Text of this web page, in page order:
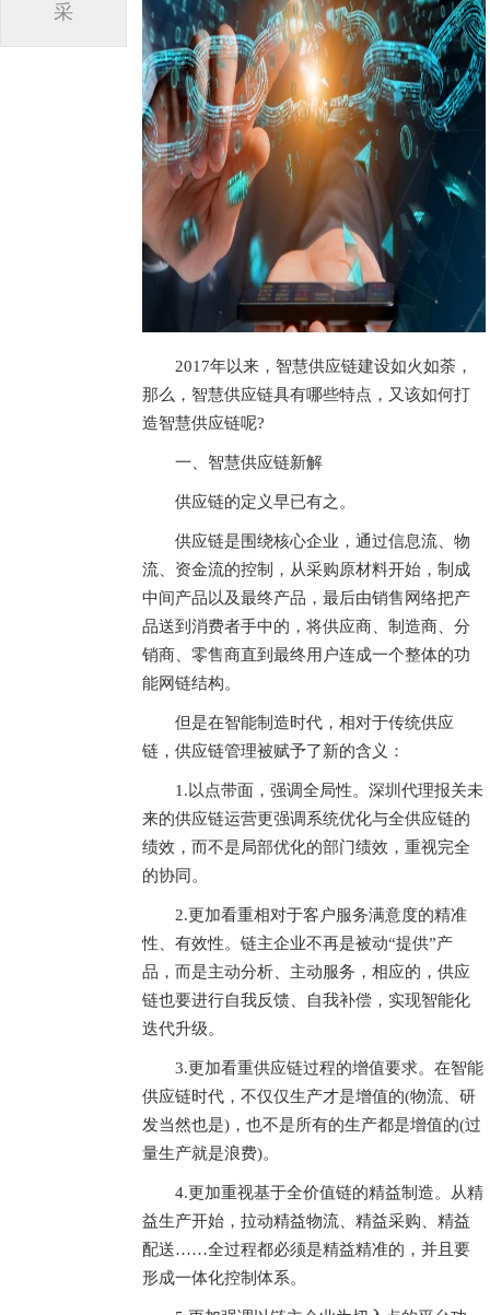
采
2017年以来，智慧供应链建设如火如荼，
那么，智慧供应链具有哪些特点，又该如何打
造智慧供应链呢?
一、智慧供应链新解
供应链的定义早已有之。
供应链是围绕核心企业，通过信息流、物
流、资金流的控制，从采购原材料开始，制成
中间产品以及最终产品，最后由销售网络把产
品送到消费者手中的，将供应商、制造商、分
销商、零售商直到最终用户连成一个整体的功
能网链结构。
但是在智能制造时代，相对于传统供应
链，供应链管理被赋予了新的含义：
1.以点带面，强调全局性。深圳代理报关未
来的供应链运营更强调系统优化与全供应链的
绩效，而不是局部优化的部门绩效，重视完全
的协同。
2.更加看重相对于客户服务满意度的精准
性、有效性。链主企业不再是被动“提供”产
品，而是主动分析、主动服务，相应的，供应
链也要进行自我反馈、自我补偿，实现智能化
迭代升级。
3.更加看重供应链过程的增值要求。在智能
供应链时代，不仅仅生产才是增值的(物流、研
发当然也是)，也不是所有的生产都是增值的(过
量生产就是浪费)。
4.更加重视基于全价值链的精益制造。从精
益生产开始，拉动精益物流、精益采购、精益
配送……全过程都必须是精益精准的，并且要
形成一体化控制体系。